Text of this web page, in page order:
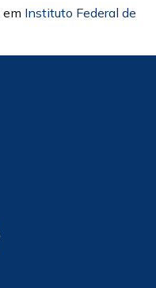
em Instituto Federal de